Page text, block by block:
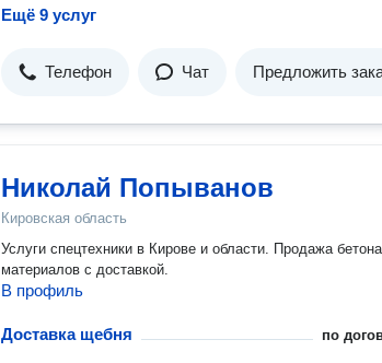
Ещё 9 услуг
Телефон Чат Предложить
Николай Попыванов
Кировская область
Услуги спецтехники в Кирове и области. Продажа
материалов с доставкой.
В профиль
Доставка щебня по